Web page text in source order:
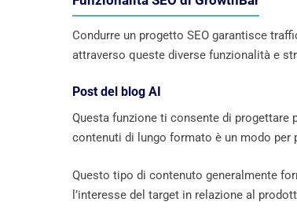
Condurre un progetto SEO garantisce
attraverso queste diverse funzionalità e
Post del blog AI
Questa funzione ti consente di progettare
contenuti di lungo formato è un modo per
Questo tipo di contenuto generalmente
l’interesse del target in relazione al